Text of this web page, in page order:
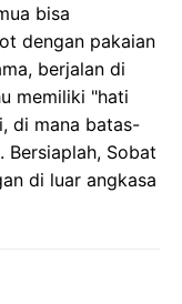
bisa
dengan pakaian
berjalan di
memiliki "hati
di mana batas-
Sobat
di luar angkasa